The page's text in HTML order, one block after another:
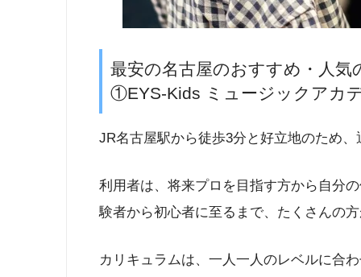
最安の名古屋のおすすめ・人
①EYS-Kids ミュージックアカ
JR名古屋駅から徒歩3分と好立地のため
利用者は、将来プロを目指す方から自分
験者から初心者に至るまで、たくさんの
カリキュラムは、一人一人のレベルに合